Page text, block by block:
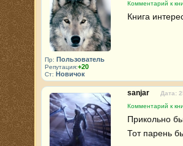
Пр: Пользователь
Репутация:+20
Ст: Новичок
Комментарий к
Книга
sanjar
Дата:
Комментарий к
Прикольно
Тот парень